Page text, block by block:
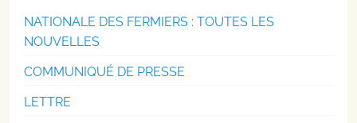
NATIONALE DES FERMIERS : TOUTES LES
NOUVELLES
COMMUNIQUÉ DE PRESSE
LETTRE